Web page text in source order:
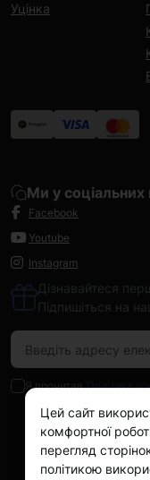
Уцінка
Ми у
Facebook
Youtube
Instagram
Дізнавайтеся
Підпишіться на
Я прочитав Політика
Цей сайт
комфортної
перегляд
політикою